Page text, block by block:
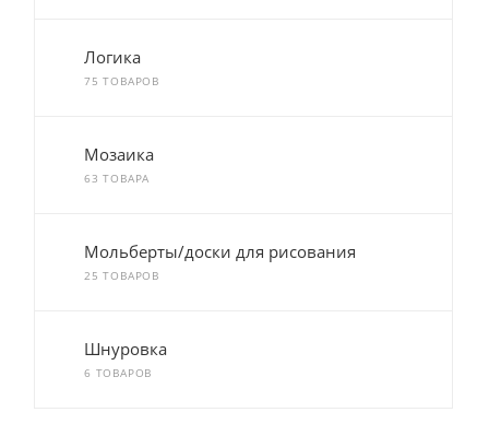
Логика
75 ТОВАРОВ
Мозаика
63 ТОВАРА
Мольберты/доски для рисования
25 ТОВАРОВ
Шнуровка
6 ТОВАРОВ